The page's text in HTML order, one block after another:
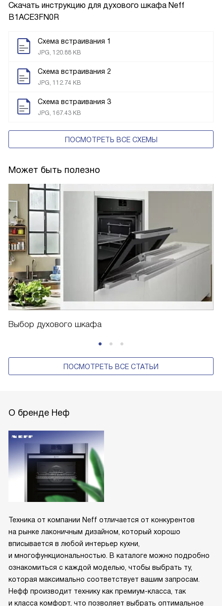
Скачать инструкцию для духового шкафа Neff
B1ACE3FN0R
Схема встраивания 1
JPG, 120.88 KB
Схема встраивания 2
JPG, 112.74 KB
Схема встраивания 3
JPG, 167.43 KB
ПОСМОТРЕТЬ ВСЕ СХЕМЫ
Может быть полезно
Выбор духового шкафа
ПОСМОТРЕТЬ ВСЕ СТАТЬИ
О бренде Неф
Техника от компании Neff отличается от конкурентов
на рынке лаконичным дизайном, который хорошо
вписывается в любой интерьер кухни,
и многофункциональностью. В каталоге можно подробно
ознакомиться с каждой моделью, чтобы выбрать ту,
которая максимально соответствует вашим запросам.
Нефф производит технику как премиум-класса, так
и класса комфорт, что позволяет выбрать оптимальное